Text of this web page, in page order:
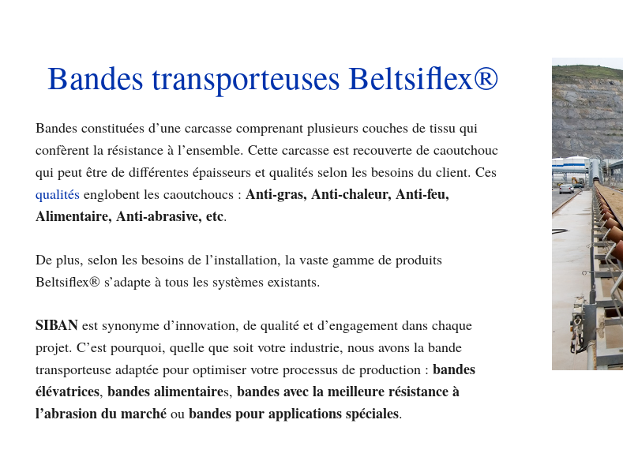
Bandes transporteuses Beltsiflex®
Bandes constituées d’une carcasse comprenant plusieurs couches de tissu qui
confèrent la résistance à l’ensemble. Cette carcasse est recouverte de caoutchouc
qui peut être de différentes épaisseurs et qualités selon les besoins du client. Ces
qualités englobent les caoutchoucs : Anti-gras, Anti-chaleur, Anti-feu,
Alimentaire, Anti-abrasive, etc.
De plus, selon les besoins de l’installation, la vaste gamme de produits
Beltsiflex® s’adapte à tous les systèmes existants.
SIBAN est synonyme d’innovation, de qualité et d’engagement dans chaque
projet. C’est pourquoi, quelle que soit votre industrie, nous avons la bande
transporteuse adaptée pour optimiser votre processus de production : bandes
élévatrices, bandes alimentaires, bandes avec la meilleure résistance à
l’abrasion du marché ou bandes pour applications spéciales.